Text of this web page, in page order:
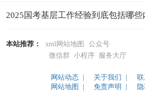
2025国考基层工作经验到底包括哪些
本站推荐： xml网站地图
公众号
微信群 小程序 服务大厅
网站动态 | 关于我们 |
网站地图 |
免责声明 |